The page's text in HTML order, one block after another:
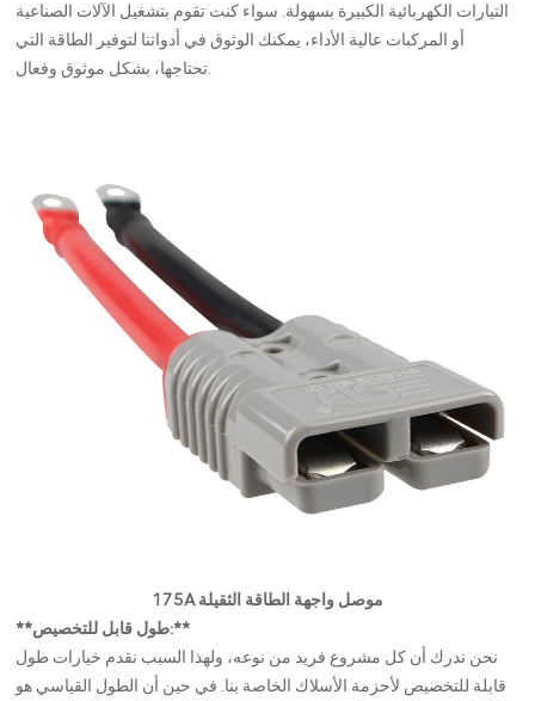
التيارات الكهربائية الكبيرة بسهولة. سواء كنت تقوم بتشغيل الآلات الصناعية
أو المركبات عالية الأداء، يمكنك الوثوق في أدواتنا لتوفير الطاقة التي
تحتاجها، بشكل موثوق وفعال.
175A موصل واجهة الطاقة الثقيلة
**طول قابل للتخصيص:**
نحن ندرك أن كل مشروع فريد من نوعه، ولهذا السبب نقدم خيارات طول
قابلة للتخصيص لأحزمة الأسلاك الخاصة بنا. في حين أن الطول القياسي هو